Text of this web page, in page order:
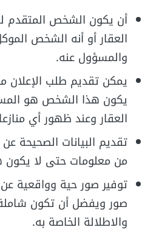
أن يكون الشخص المتقدم
العقار أو أنه الشخص
والمسؤول عنه.
يمكن تقديم طلب الإعلان
يكون هذا الشخص هو
العقار وعند ظهور أي
تقديم البيانات الصحيحة
من معلومات حتى لا يكون
صور ويفضل أن تكون شاملة
والاطلالة الخاصة به.